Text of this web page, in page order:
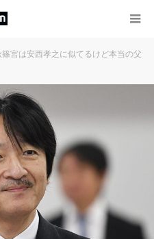
篠宮は安西孝之に似てるけど本当の父